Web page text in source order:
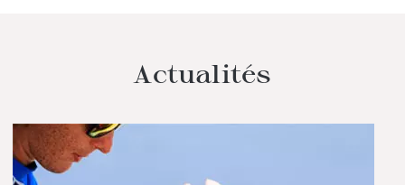
Actualités